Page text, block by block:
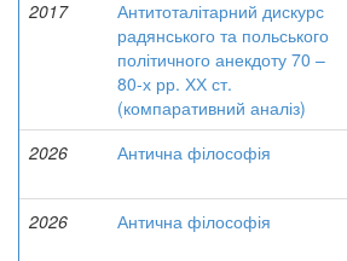
2017
Антитоталітарний дискурс
радянського та польського
політичного анекдоту 70 –
80-х рр. ХХ ст.
(компаративний аналіз)
2026 Антична філософія
2026
Антична філософія